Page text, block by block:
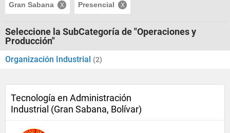
Gran Sabana Presencial
Seleccione la SubCategoría de "Operaciones y
Producción"
Organización Industrial (2)
Tecnología en Administración
Industrial (Gran Sabana, Bolívar)